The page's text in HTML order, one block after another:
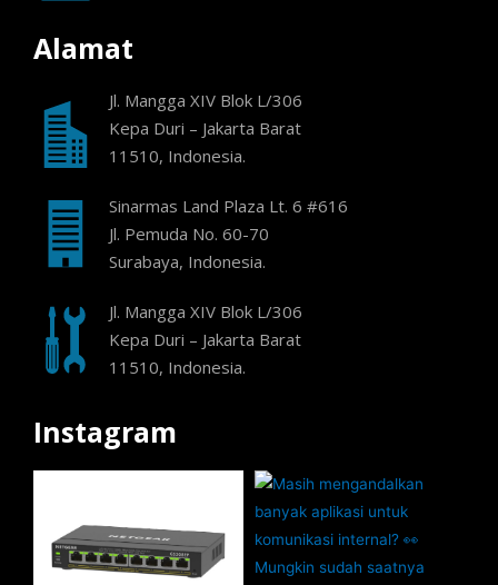
Alamat
Jl. Mangga XIV Blok L/306
Kepa Duri – Jakarta Barat
11510, Indonesia.
Sinarmas Land Plaza Lt. 6 #616
Jl. Pemuda No. 60-70
Surabaya, Indonesia.
Jl. Mangga XIV Blok L/306
Kepa Duri – Jakarta Barat
11510, Indonesia.
Instagram